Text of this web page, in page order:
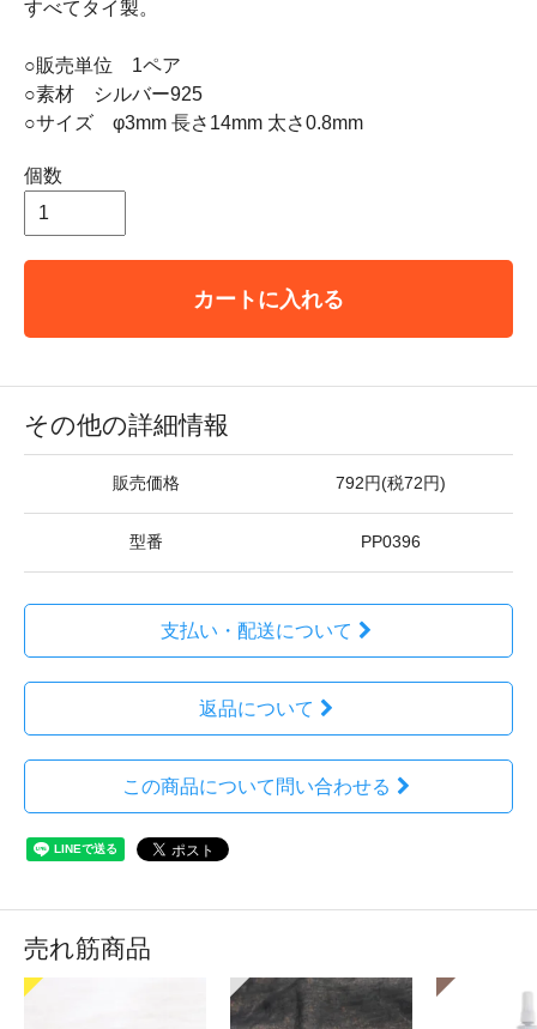
すべてタイ製。
○販売単位 1ペア
○素材 シルバー925
○サイズ φ3mm 長さ14mm 太さ0.8mm
個数
カートに入れる
その他の詳細情報
販売価格 792円(税72円)
型番 PP0396
支払い・配送について
返品について
この商品について問い合わせる
売れ筋商品